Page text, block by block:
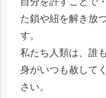
た鎖や紐を解き放
す。
私たち人類は、誰
身がいつも赦して
さい。